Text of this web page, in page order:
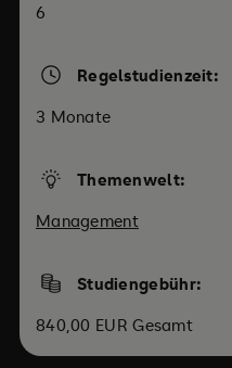
6
Regelstudienzeit:
3 Monate
Themenwelt:
Management
Studiengebühr:
840,00 EUR Gesamt